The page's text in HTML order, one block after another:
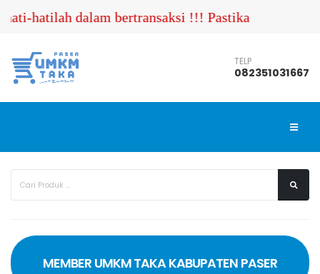
dalam bertransaksi !!! Pastikan Anda
TELP
082351031667
MEMBER UMKM TAKA KABUPATEN PASER